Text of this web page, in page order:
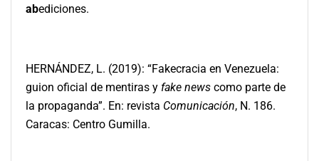
abediciones.
HERNÁNDEZ, L. (2019): “Fakecracia en Venezuela:
guion oficial de mentiras y fake news como parte de
la propaganda”. En: revista Comunicación, N. 186.
Caracas: Centro Gumilla.